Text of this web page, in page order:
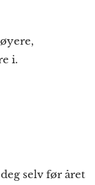
i.
selv før året